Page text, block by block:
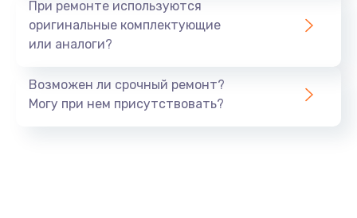
При ремонте используются
оригинальные комплектующие
или аналоги?
Возможен ли срочный ремонт?
Могу при нем присутствовать?